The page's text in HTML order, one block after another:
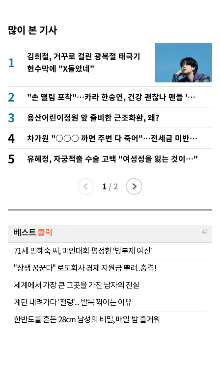
많이 본 기사
1
김희철, 거꾸로 걸린 광복절 태극기
현수막에 "X돌았네"
2
"손 떨림 포착"…카라 한승연, 건강 괜찮나 팬들 '걱
정'
3 용산어린이정원 앞 즐비한 근조화환, 왜?
4
차가원 "○○○ 까면 주변 다 죽어"…전세금 미반환
속 녹취 폭로 파장
5 유혜정, 자궁적출 수술 고백 "여성성을 잃는 것이…"
1 / 2